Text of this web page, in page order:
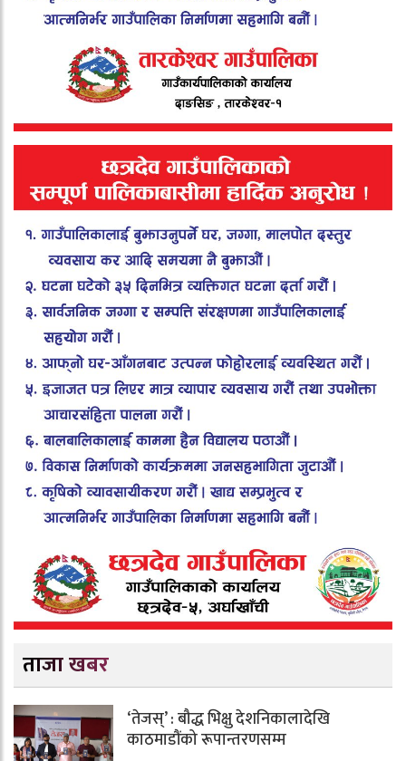
ताजा खबर
‘तेजस्’ : बौद्ध भिक्षु देशनिकालादेखि
काठमाडौंको रूपान्तरणसम्म